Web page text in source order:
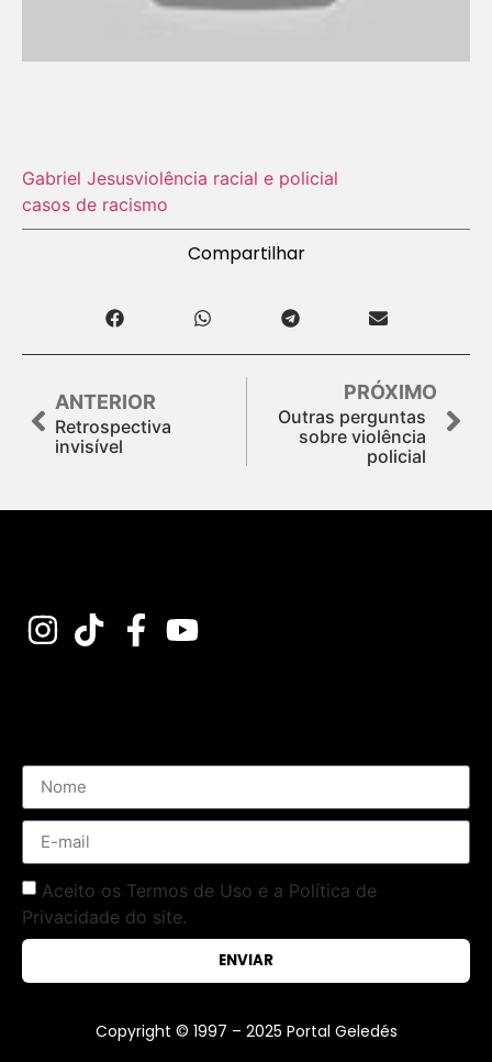
Gabriel Jesusviolência racial e policial
casos de racismo
Compartilhar
ANTERIOR
Retrospectiva
invisível
PRÓXIMO
Outras perguntas
sobre violência
policial
Aceito os Termos de Uso e a Política de
Privacidade do site.
ENVIAR
Copyright © 1997 – 2025 Portal Geledés